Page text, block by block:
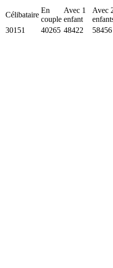
Célibataire
En
couple
Avec 1
enfant
Avec
30151
40265 48422 58456